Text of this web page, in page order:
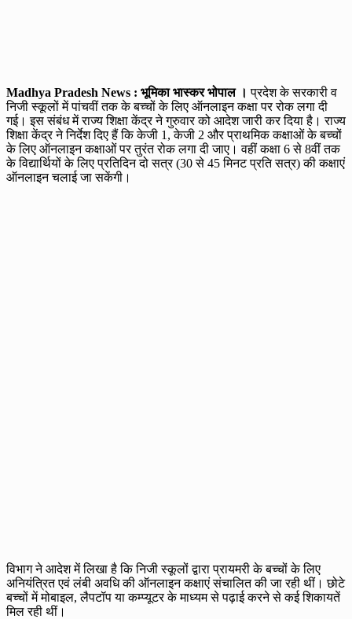
Madhya Pradesh News : भूमिका भास्कर भोपाल । प्रदेश के सरकारी व
निजी स्कूलों में पांचवीं तक के बच्चों के लिए ऑनलाइन कक्षा पर रोक लगा दी
गई। इस संबंध में राज्य शिक्षा केंद्र ने गुरुवार को आदेश जारी कर दिया है। राज्य
शिक्षा केंद्र ने निर्देश दिए हैं कि केजी 1, केजी 2 और प्राथमिक कक्षाओं के बच्चों
के लिए ऑनलाइन कक्षाओं पर तुरंत रोक लगा दी जाए। वहीं कक्षा 6 से 8वीं तक
के विद्यार्थियों के लिए प्रतिदिन दो सत्र (30 से 45 मिनट प्रति सत्र) की कक्षाएं
ऑनलाइन चलाई जा सकेंगी।
विभाग ने आदेश में लिखा है कि निजी स्कूलों द्वारा प्रायमरी के बच्चों के लिए
अनियंत्रित एवं लंबी अवधि की ऑनलाइन कक्षाएं संचालित की जा रही थीं। छोटे
बच्चों में मोबाइल, लैपटॉप या कम्प्यूटर के माध्यम से पढ़ाई करने से कई शिकायतें
मिल रही थीं।